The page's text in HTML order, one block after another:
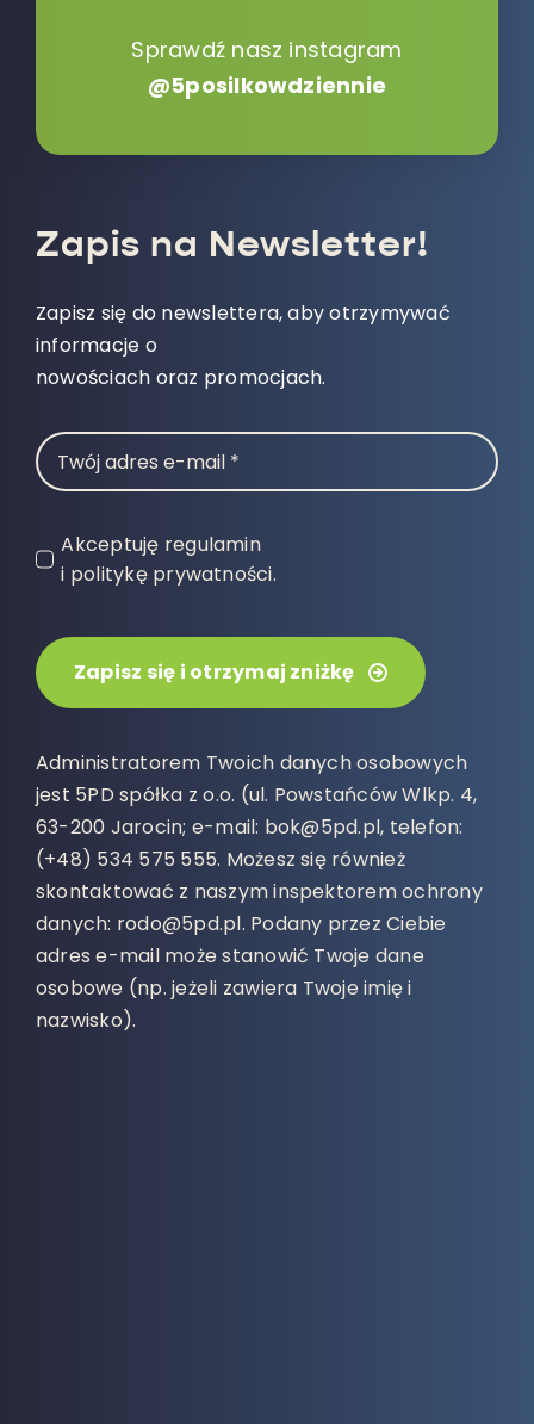
Sprawdź nasz instagram
@5posilkowdziennie
Zapis na Newsletter!
Zapisz się do newslettera, aby otrzymywać
informacje o
nowościach oraz promocjach.
Akceptuję regulamin
i politykę prywatności.
Zapisz się i otrzymaj zniżkę
Administratorem Twoich danych osobowych
jest 5PD spółka z o.o. (ul. Powstańców Wlkp. 4,
63-200 Jarocin; e-mail: bok@5pd.pl, telefon:
(+48) 534 575 555. Możesz się również
skontaktować z naszym inspektorem ochrony
danych: rodo@5pd.pl. Podany przez Ciebie
adres e-mail może stanowić Twoje dane
osobowe (np. jeżeli zawiera Twoje imię i
nazwisko).